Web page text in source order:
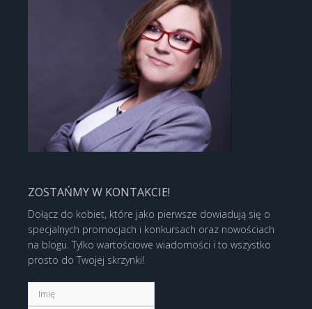
ZOSTAŃMY W KONTAKCIE!
Dołącz do kobiet, które jako pierwsze dowiadują się o
specjalnych promocjach i konkursach oraz nowościach
na blogu. Tylko wartościowe wiadomości i to wszystko
prosto do Twojej skrzynki!